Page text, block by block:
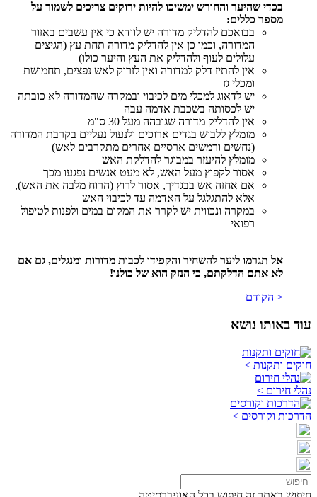
בכדי שהיער והחורש ימשיכו להיות ירוקים צריכים לשמור על
מספר כללים:
בבואכם להדליק מדורה יש לוודא כי אין עשבים באזור
המדורה, וכמו כן אין להדליק מדורה תחת עץ (הגיצים
עלולים לעוף ולהדליק את העץ והיער כולו)
אין להתיז דלק למדורה ואין לזרוק לאש נפצים, תחמושת
ומכלי גז
יש לדאוג למכלי מים לכיבוי ובמקרה שהמדורה לא כובתה
יש לכסותה בשכבת אדמה עבה
אין להדליק מדורה שגובהה מעל 30 ס"מ
מומלץ ללבוש בגדים ארוכים ולנעול נעליים בקרבת המדורה
(נחשים ורמשים ארסיים אחרים מתקרבים לאש)
מומלץ להיעזר במבוגר להדלקת האש
אסור לקפוץ מעל האש, לא מעט אנשים נפגעו מכך
אם אחזה אש בבגדיך, אסור לרוץ (הרוח מלבה את האש),
אלא להתגלגל על האדמה עד לכיבוי האש
במקרה ונכווית יש לקרר את המקום במים ולפנות לטיפול
רפואי
אל תגרמו ליער להשחיר והקפידו לכבות מדורות ומנגלים, גם אם
לא אתם הדלקתם, כי הנזק הוא של כולנו!
< הקודם
עוד באותו נושא
חוקים ותקנות >
נהלי חירום >
הדרכות וקורסים >